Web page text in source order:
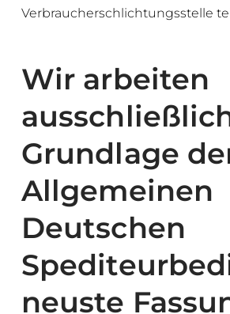
Verbraucherschlichtungsstelle
Wir arbeiten
Grundlage
Allgemeinen
Deutschen
neuste